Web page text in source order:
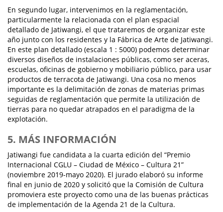
En segundo lugar, intervenimos en la reglamentación,
particularmente la relacionada con el plan espacial
detallado de Jatiwangi, el que trataremos de organizar este
año junto con los residentes y la Fábrica de Arte de Jatiwangi.
En este plan detallado (escala 1 : 5000) podemos determinar
diversos diseños de instalaciones públicas, como ser aceras,
escuelas, oficinas de gobierno y mobiliario público, para usar
productos de terracota de Jatiwangi. Una cosa no menos
importante es la delimitación de zonas de materias primas
seguidas de reglamentación que permite la utilización de
tierras para no quedar atrapados en el paradigma de la
explotación.
5. MÁS INFORMACIÓN
Jatiwangi fue candidata a la cuarta edición del “Premio
Internacional CGLU – Ciudad de México – Cultura 21”
(noviembre 2019-mayo 2020). El jurado elaboró su informe
final en junio de 2020 y solicitó que la Comisión de Cultura
promoviera este proyecto como una de las buenas prácticas
de implementación de la Agenda 21 de la Cultura.